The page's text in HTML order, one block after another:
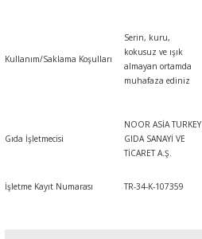
Kullanım/Saklama Koşulları
Serin, kuru,
kokusuz ve ışık
almayan ortamda
muhafaza ediniz
Gıda İşletmecisi
NOOR ASİA TURKEY
GIDA SANAYİ VE
TİCARET A.Ş.
İşletme Kayıt Numarası TR-34-K-107359